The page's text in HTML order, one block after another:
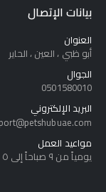
بيانات الإتصال
العنوان
أبو ظبي ، العين ، الحاير
الجوال
0501580010
البريد الإلكتروني
مواعيد العمل
يومياً من ٩ صباحاً إلى ٥ مساءً